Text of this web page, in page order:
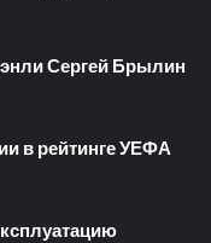
Сергей Брылин
в рейтинге УЕФА